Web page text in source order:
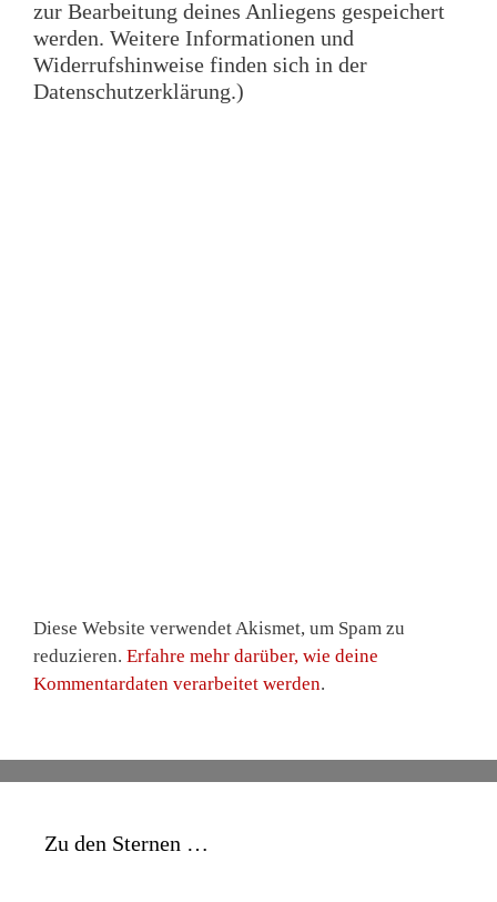
zur Bearbeitung deines Anliegens gespeichert
werden. Weitere Informationen und
Widerrufshinweise finden sich in der
Datenschutzerklärung.)
Diese Website verwendet Akismet, um Spam zu
reduzieren. Erfahre mehr darüber, wie deine
Kommentardaten verarbeitet werden.
Zu den Sternen …